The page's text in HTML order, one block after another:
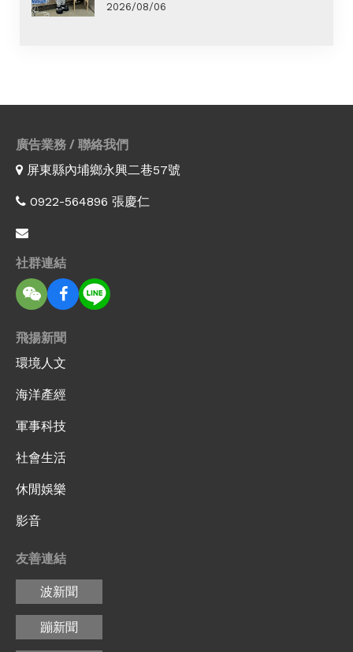
2026/08/06
廣告業務 / 聯絡我們
屏東縣內埔鄉永興二巷57號
0922-564896 張慶仁
社群連結
飛揚新聞
環境人文
海洋產經
軍事科技
社會生活
休閒娛樂
影音
友善連結
波新聞
蹦新聞